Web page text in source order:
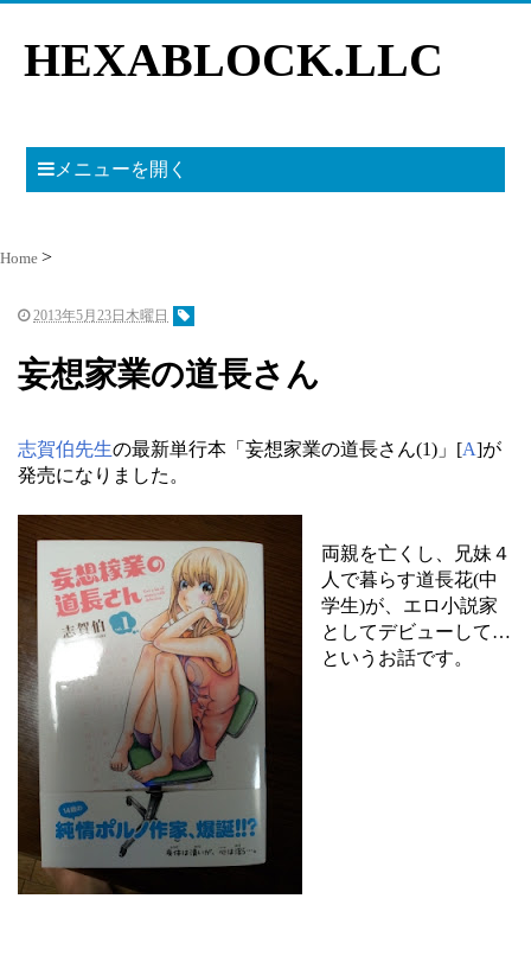
HEXABLOCK.LLC
メニューを開く
Home
2013年5月23日木曜日
妄想家業の道長さん
志賀伯先生の最新単行本「妄想家業の道長さん(1)」[A]が
発売になりました。
両親を亡くし、兄妹４
人で暮らす道長花(中
学生)が、エロ小説家
としてデビューして…
というお話です。